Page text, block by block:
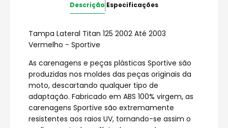
Descrição Especificações
Tampa Lateral Titan 125 2002 Até 2003
Vermelho - Sportive
As carenagens e peças plásticas Sportive são
produzidas nos moldes das peças originais da
moto, descartando qualquer tipo de
adaptação. Fabricado em ABS 100% virgem, as
carenagens Sportive são extremamente
resistentes aos raios UV, tornando-se assim o